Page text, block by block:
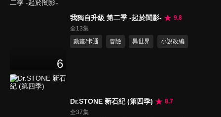
6
我獨自升級 第二季 -起於闇影-
9.8
全13集
動畫/卡通
冒險 異世界 小說改編
Dr.STONE 新石紀 (第四季)
8.7
全37集